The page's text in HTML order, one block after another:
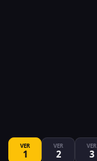
VER
1
VER
2
VER
3